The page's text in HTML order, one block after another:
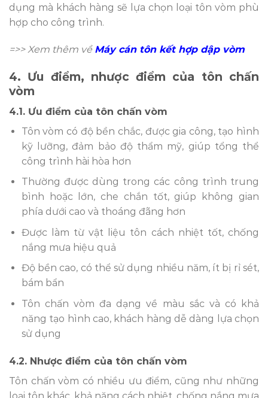
dụng mà khách hàng sẽ lựa chọn loại tôn vòm phù
hợp cho công trình.
=>> Xem thêm về Máy cán tôn kết hợp dập vòm
4. Ưu điểm, nhược điểm của tôn chấn
vòm
4.1. Ưu điểm của tôn chấn vòm
Tôn vòm có độ bền chắc, được gia công, tạo hình
kỹ lưỡng, đảm bảo độ thẩm mỹ, giúp tổng thể
công trình hài hòa hơn
Thường được dùng trong các công trình trung
bình hoặc lớn, che chắn tốt, giúp không gian
phía dưới cao và thoáng đãng hơn
Được làm từ vật liệu tôn cách nhiệt tốt, chống
nắng mưa hiệu quả
Độ bền cao, có thể sử dụng nhiều năm, ít bị rỉ sét,
bám bẩn
Tôn chấn vòm đa dạng về màu sắc và có khả
năng tạo hình cao, khách hàng dễ dàng lựa chọn
sử dụng
4.2. Nhược điểm của tôn chấn vòm
Tôn chấn vòm có nhiều ưu điểm, cũng như những